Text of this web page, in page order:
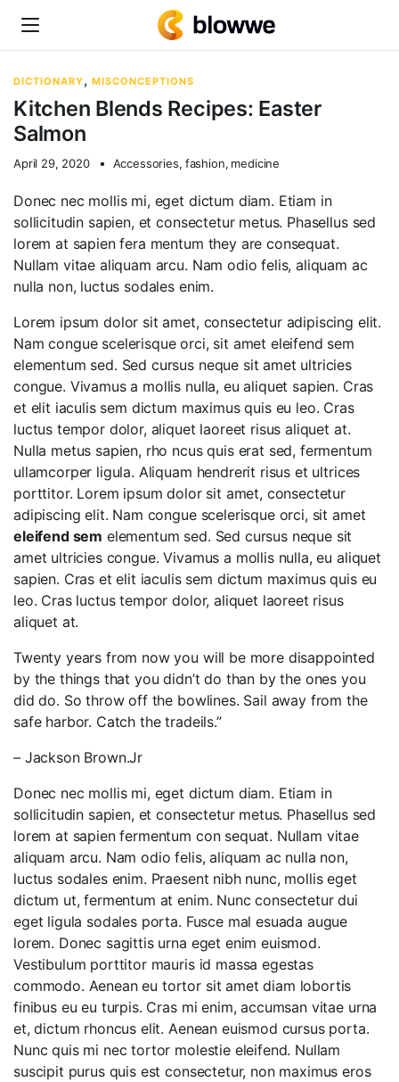
DICTIONARY, MISCONCEPTIONS
Kitchen Blends Recipes: Easter
Salmon
April 29, 2020 Accessories, fashion, medicine
Donec nec mollis mi, eget dictum diam. Etiam in
sollicitudin sapien, et consectetur metus. Phasellus sed
lorem at sapien fera mentum they are consequat.
Nullam vitae aliquam arcu. Nam odio felis, aliquam ac
nulla non, luctus sodales enim.
Lorem ipsum dolor sit amet, consectetur adipiscing elit.
Nam congue scelerisque orci, sit amet eleifend sem
elementum sed. Sed cursus neque sit amet ultricies
congue. Vivamus a mollis nulla, eu aliquet sapien. Cras
et elit iaculis sem dictum maximus quis eu leo. Cras
luctus tempor dolor, aliquet laoreet risus aliquet at.
Nulla metus sapien, rho ncus quis erat sed, fermentum
ullamcorper ligula. Aliquam hendrerit risus et ultrices
porttitor. Lorem ipsum dolor sit amet, consectetur
adipiscing elit. Nam congue scelerisque orci, sit amet
eleifend sem elementum sed. Sed cursus neque sit
amet ultricies congue. Vivamus a mollis nulla, eu aliquet
sapien. Cras et elit iaculis sem dictum maximus quis eu
leo. Cras luctus tempor dolor, aliquet laoreet risus
aliquet at.
Twenty years from now you will be more disappointed
by the things that you didn’t do than by the ones you
did do. So throw off the bowlines. Sail away from the
safe harbor. Catch the tradeils.”
– Jackson Brown.Jr
Donec nec mollis mi, eget dictum diam. Etiam in
sollicitudin sapien, et consectetur metus. Phasellus sed
lorem at sapien fermentum con sequat. Nullam vitae
aliquam arcu. Nam odio felis, aliquam ac nulla non,
luctus sodales enim. Praesent nibh nunc, mollis eget
dictum ut, fermentum at enim. Nunc consectetur dui
eget ligula sodales porta. Fusce mal esuada augue
lorem. Donec sagittis urna eget enim euismod.
Vestibulum porttitor mauris id massa egestas
commodo. Aenean eu tortor sit amet diam lobortis
finibus eu eu turpis. Cras mi enim, accumsan vitae urna
et, dictum rhoncus elit. Aenean euismod cursus porta.
Nunc quis mi nec tortor molestie eleifend. Nullam
suscipit purus quis est consectetur, non maximus eros